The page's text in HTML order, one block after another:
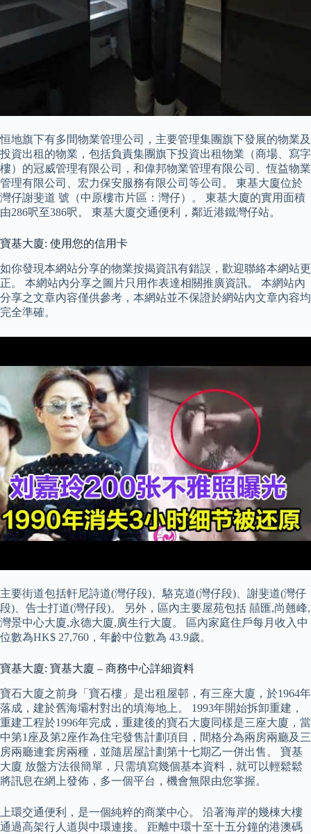
恒地旗下有多間物業管理公司，主要管理集團旗下發展的物業及
投資出租的物業，包括負責集團旗下投資出租物業（商場、寫字
樓）的冠威管理有限公司，和偉邦物業管理有限公司、恆益物業
管理有限公司、宏力保安服務有限公司等公司。 東基大廈位於
灣仔謝斐道 號（中原樓市片區：灣仔）。 東基大廈的實用面積
由286呎至386呎。 東基大廈交通便利，鄰近港鐵灣仔站。
寶基大廈: 使用您的信用卡
如你發現本網站分享的物業按揭資訊有錯誤，歡迎聯絡本網站更
正。 本網站內分享之圖片只用作表達相關推廣資訊。 本網站內
分享之文章內容僅供參考，本網站並不保證於網站內文章內容均
完全準確。
主要街道包括軒尼詩道(灣仔段)、駱克道(灣仔段)、謝斐道(灣仔
段)、告士打道(灣仔段)。 另外，區內主要屋苑包括 囍匯,尚翹峰,
灣景中心大廈,永德大廈,廣生行大廈。 區內家庭住戶每月收入中
位數為HK$ 27,760，年齡中位數為 43.9歲。
寶基大廈: 寶基大廈 – 商務中心詳細資料
寶石大廈之前身「寶石樓」是出租屋邨，有三座大廈，於1964年
落成，建於舊海壩村對出的填海地上。 1993年開始拆卸重建，
重建工程於1996年完成，重建後的寶石大廈同樣是三座大廈，當
中第1座及第2座作為住宅發售計劃項目，間格分為兩房兩廳及三
房兩廳連套房兩種，並隨居屋計劃第十七期乙一併出售。 寶基
大廈 放盤方法很簡單，只需填寫幾個基本資料，就可以輕鬆鬆
將訊息在網上發佈，多一個平台，機會無限由您掌握。
上環交通便利，是一個純粹的商業中心。 沿著海岸的幾棟大樓
通過高架行人道與中環連接。 距離中環十至十五分鐘的港澳碼